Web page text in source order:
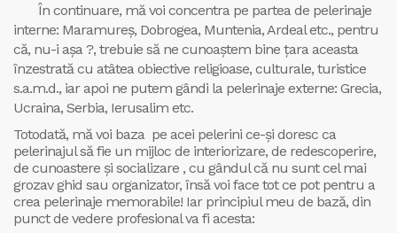
În continuare, mă voi concentra pe partea de pelerinaje
interne: Maramureş, Dobrogea, Muntenia, Ardeal etc., pentru
că, nu-i aşa ?, trebuie să ne cunoaştem bine ţara aceasta
înzestrată cu atâtea obiective religioase, culturale, turistice
s.a.m.d., iar apoi ne putem gândi la pelerinaje externe: Grecia,
Ucraina, Serbia, Ierusalim etc.
Totodată, mă voi baza pe acei pelerini ce-și doresc ca
pelerinajul să fie un mijloc de interiorizare, de redescoperire,
de cunoastere și socializare , cu gândul că nu sunt cel mai
grozav ghid sau organizator, însă voi face tot ce pot pentru a
crea pelerinaje memorabile! Iar principiul meu de bază, din
punct de vedere profesional va fi acesta: